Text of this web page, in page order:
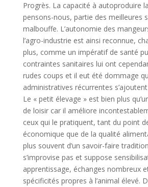
Progrès. La capacité à autoproduire
pensons-nous, partie des meilleures
malbouffe. L’autonomie des
l’agro-industrie est ainsi reconnue,
plus, comme un impératif de santé
contraintes sanitaires lui ont
rudes coups et il eut été dommage
administratives récurrentes
Le « petit élevage » est bien plus
de loisir car il améliore
ceux qui le pratiquent, tant du point
économique que de la qualité
plus souvent d’un savoir-faire
s’improvise pas et suppose
apprentissage, échanges nombreux
spécificités propres à l’animal élevé.